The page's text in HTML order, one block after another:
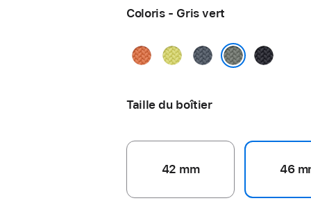
Coloris - Gris vert
Curcuma
JauneBleu
maritime
Minuit
Taille du boîtier
42 mm 46